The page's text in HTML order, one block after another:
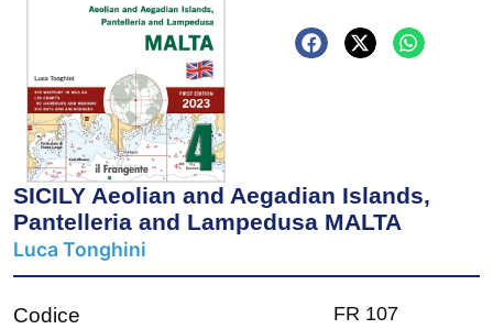
SICILY Aeolian and Aegadian Islands,
Pantelleria and Lampedusa MALTA
Luca Tonghini
Codice FR 107